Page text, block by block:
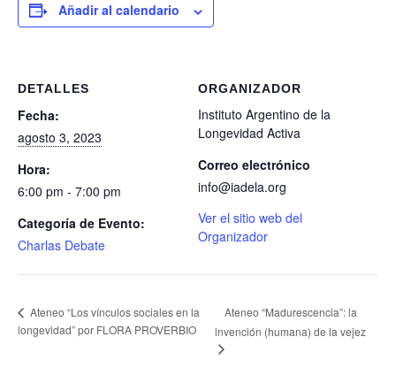
Añadir al calendario
DETALLES
Fecha:
agosto 3, 2023
Hora:
6:00 pm - 7:00 pm
Categoría de Evento:
Charlas Debate
ORGANIZADOR
Instituto Argentino de la
Longevidad Activa
Correo electrónico
info@iadela.org
Ver el sitio web del
Organizador
Ateneo “Los vínculos sociales en la
longevidad” por FLORA PROVERBIO
Ateneo “Madurescencia”: la
invención (humana) de la vejez